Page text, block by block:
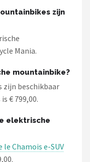
zijn
Mania.
mountainbike?
beschikbaar
€ 799,00.
elektrische
Chamois e-SUV